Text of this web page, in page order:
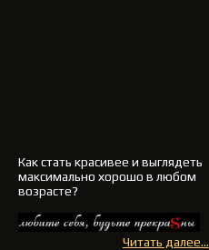
Как стать красивее и выглядеть
максимально хорошо в любом
возрасте?
Читать далее...